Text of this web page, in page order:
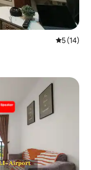
レビュー
5 (14)